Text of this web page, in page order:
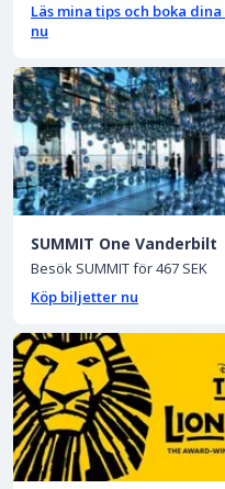
Läs mina tips och boka
nu
SUMMIT One Vanderbilt
Besök SUMMIT för 467 SEK
Köp biljetter nu